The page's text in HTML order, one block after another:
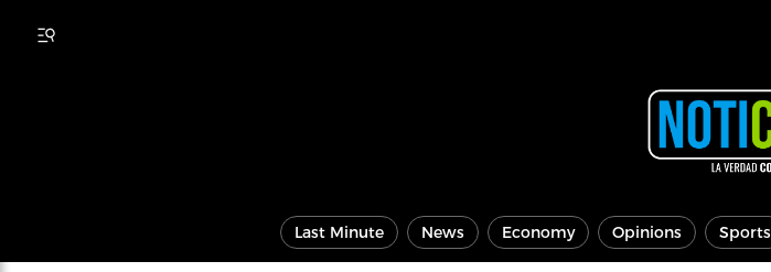
Last Minute News Economy Opinions Sports